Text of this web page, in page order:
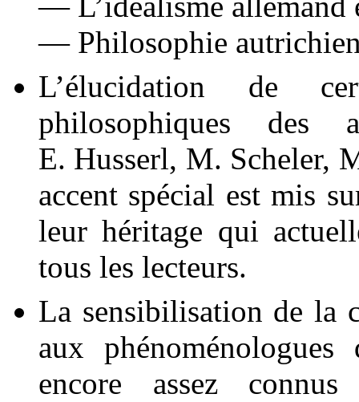
— Philosophie
L’élucidation de
philosophiques des
E. Husserl, M. Scheler,
accent spécial est mis
leur héritage qui
tous les lecteurs.
La sensibilisation de la
aux
encore assez